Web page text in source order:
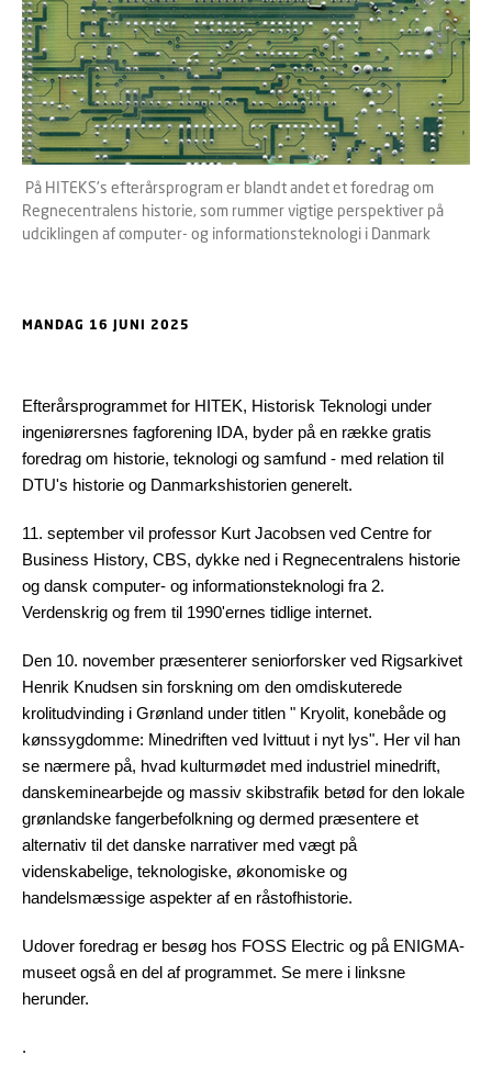
På HITEKS's efterårsprogram er blandt andet et foredrag om
Regnecentralens historie, som rummer vigtige perspektiver på
udciklingen af computer- og informationsteknologi i Danmark
MANDAG 16 JUNI 2025
Efterårsprogrammet for HITEK, Historisk Teknologi under
ingeniørersnes fagforening IDA, byder på en række gratis
foredrag om historie, teknologi og samfund - med relation til
DTU's historie og Danmarkshistorien generelt.
11. september vil professor Kurt Jacobsen ved Centre for
Business History, CBS, dykke ned i Regnecentralens historie
og dansk computer- og informationsteknologi fra 2.
Verdenskrig og frem til 1990'ernes tidlige internet.
Den 10. november præsenterer seniorforsker ved Rigsarkivet
Henrik Knudsen sin forskning om den omdiskuterede
krolitudvinding i Grønland under titlen " Kryolit, konebåde og
kønssygdomme: Minedriften ved Ivittuut i nyt lys". Her vil han
se nærmere på, hvad kulturmødet med industriel minedrift,
danskeminearbejde og massiv skibstrafik betød for den lokale
grønlandske fangerbefolkning og dermed præsentere et
alternativ til det danske narrativer med vægt på
videnskabelige, teknologiske, økonomiske og
handelsmæssige aspekter af en råstofhistorie.
Udover foredrag er besøg hos FOSS Electric og på ENIGMA-
museet også en del af programmet. Se mere i linksne
herunder.
.